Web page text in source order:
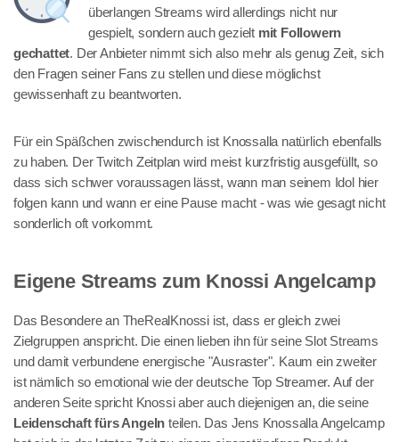
überlangen Streams wird allerdings nicht nur
gespielt, sondern auch gezielt mit Followern
gechattet. Der Anbieter nimmt sich also mehr als genug Zeit, sich
den Fragen seiner Fans zu stellen und diese möglichst
gewissenhaft zu beantworten.
Für ein Späßchen zwischendurch ist Knossalla natürlich ebenfalls
zu haben. Der Twitch Zeitplan wird meist kurzfristig ausgefüllt, so
dass sich schwer voraussagen lässt, wann man seinem Idol hier
folgen kann und wann er eine Pause macht - was wie gesagt nicht
sonderlich oft vorkommt.
Eigene Streams zum Knossi Angelcamp
Das Besondere an TheRealKnossi ist, dass er gleich zwei
Zielgruppen anspricht. Die einen lieben ihn für seine Slot Streams
und damit verbundene energische "Ausraster". Kaum ein zweiter
ist nämlich so emotional wie der deutsche Top Streamer. Auf der
anderen Seite spricht Knossi aber auch diejenigen an, die seine
Leidenschaft fürs Angeln teilen. Das Jens Knossalla Angelcamp